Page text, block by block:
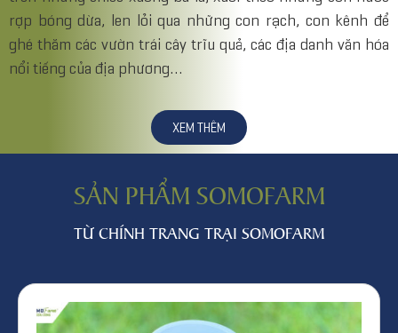
rợp bóng dừa, len lỏi qua những con rạch, con kênh để
ghé thăm các vườn trái cây trĩu quả, các địa danh văn hóa
nổi tiếng của địa phương…
XEM THÊM
SẢN PHẨM SOMOFARM
TỪ CHÍNH TRANG TRẠI SOMOFARM